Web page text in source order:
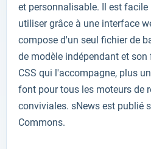
et personnalisable. Il est facile
utiliser grâce à une interface
compose d'un seul fichierde
de modèle indépendant et son
CSS qui l'accompagne, plus
font pour tous les moteurs de
conviviales. sNews est publié
Commons.